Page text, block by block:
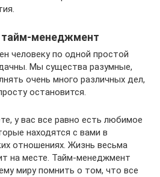
менеджмент
человеку по одной простой
Мы существа разумные,
очень много различных дел,
остановится.
у вас все равно есть любимое
находятся с вами в
отношениях. Жизнь весьма
на месте. Тайм-менеджмент
миру помнить о том, что все